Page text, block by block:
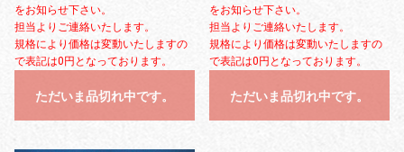
をお知らせ下さい。
担当よりご連絡いたします。
規格により価格は変動いたしますの
で表記は0円となっております。
ただいま品切れ中です。
をお知らせ下さい。
担当よりご連絡いたします。
規格により価格は変動いたしますの
で表記は0円となっております。
ただいま品切れ中です。